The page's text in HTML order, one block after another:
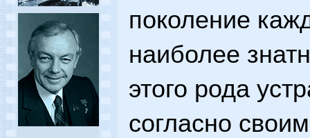
поколение
наиболее
этого рода
согласно